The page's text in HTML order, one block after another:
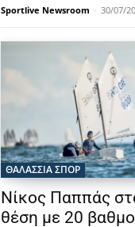
Sportlive Newsroom - 30/07/
ΘΑΛΆΣΣΙΑ ΣΠΟΡ
Νίκος Παππάς
θέση με 20